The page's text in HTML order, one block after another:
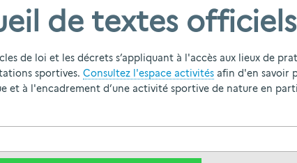
de textes officiels
de loi et les décrets s’appliquant à l'accès aux lieux de
sportives. Consultez l'espace activitésafin d'en savoir
et à l'encadrement d’une activité sportive de nature en